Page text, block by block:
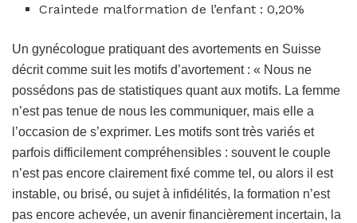
Craintede malformation de l’enfant : 0,20%
Un gynécologue pratiquant des avortements en Suisse
décrit comme suit les motifs d’avortement : « Nous ne
possédons pas de statistiques quant aux motifs. La femme
n’est pas tenue de nous les communiquer, mais elle a
l’occasion de s’exprimer. Les motifs sont très variés et
parfois difficilement compréhensibles : souvent le couple
n’est pas encore clairement fixé comme tel, ou alors il est
instable, ou brisé, ou sujet à infidélités, la formation n’est
pas encore achevée, un avenir financièrement incertain, la